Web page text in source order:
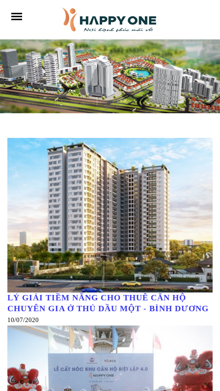
LÝ GIẢI TIỀM NĂNG CHO THUÊ CĂN HỘ
CHUYÊN GIA Ở THỦ DẦU MỘT - BÌNH DƯƠNG
10/07/2020